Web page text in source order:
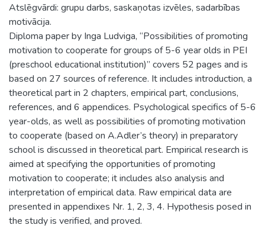
Atslēgvārdi: grupu darbs, saskaņotas izvēles, sadarbības
motivācija.
Diploma paper by Inga Ludviga, “Possibilities of promoting
motivation to cooperate for groups of 5-6 year olds in PEI
(preschool educational institution)” covers 52 pages and is
based on 27 sources of reference. It includes introduction, a
theoretical part in 2 chapters, empirical part, conclusions,
references, and 6 appendices. Psychological specifics of 5-6
year-olds, as well as possibilities of promoting motivation
to cooperate (based on A.Adler’s theory) in preparatory
school is discussed in theoretical part. Empirical research is
aimed at specifying the opportunities of promoting
motivation to cooperate; it includes also analysis and
interpretation of empirical data. Raw empirical data are
presented in appendixes Nr. 1, 2, 3, 4. Hypothesis posed in
the study is verified, and proved.